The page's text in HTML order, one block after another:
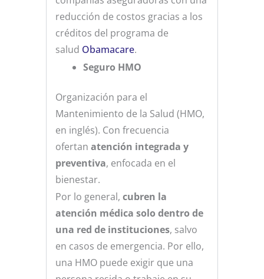
reducción de costos gracias a los
créditos del programa de
salud Obamacare.
Seguro HMO
Organización para el
Mantenimiento de la Salud (HMO,
en inglés). Con frecuencia
ofertanatención integrada y
preventiva, enfocada en el
bienestar.
Por lo general,cubren la
atención médica solo dentro de
una red de instituciones, salvo
en casos de emergencia. Por ello,
una HMO puede exigir que una